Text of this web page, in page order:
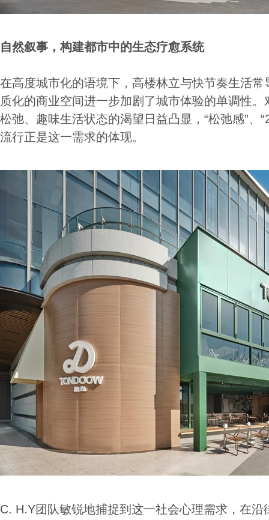
自然叙事，构建都市中的生态疗愈系统
在高度城市化的语境下，高楼林立与快节奏生活
质化的商业空间进一步加剧了城市体验的单调性
松弛、趣味生活状态的渴望日益凸显，“松弛感”、
流行正是这一需求的体现。
C. H.Y团队敏锐地捕捉到这一社会心理需求，在沿